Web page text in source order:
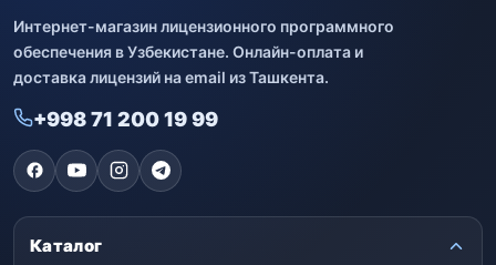
Интернет-магазин лицензионного программного
обеспечения в Узбекистане. Онлайн-оплата и
доставка лицензий на email из Ташкента.
+998 71 200 19 99
Каталог